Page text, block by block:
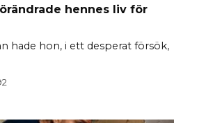
hennes liv för
hade hon, i ett desperat försök,